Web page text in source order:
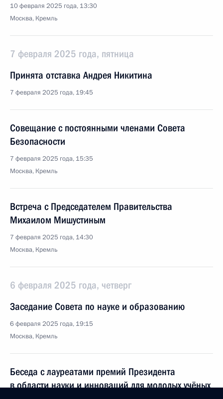
10 февраля 2025 года, 13:30
Москва, Кремль
7 февраля 2025 года, пятница
Принята отставка Андрея Никитина
7 февраля 2025 года, 19:45
Совещание с постоянными членами Совета
Безопасности
7 февраля 2025 года, 15:35
Москва, Кремль
Встреча с Председателем Правительства
Михаилом Мишустиным
7 февраля 2025 года, 14:30
Москва, Кремль
6 февраля 2025 года, четверг
Заседание Совета по науке и образованию
6 февраля 2025 года, 19:15
Москва, Кремль
Беседа с лауреатами премий Президента
в области науки и инноваций для молодых учёных